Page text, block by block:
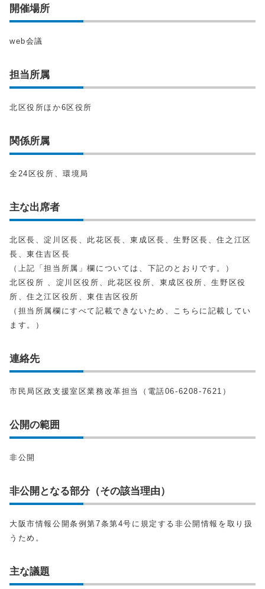
開催場所
web会議
担当所属
北区役所ほか6区役所
関係所属
全24区役所、環境局
主な出席者
北区長、淀川区長、此花区長、東成区長、生野区長、住之江区
長、東住吉区長
（上記「担当所属」欄については、下記のとおりです。）
北区役所 、淀川区役所、此花区役所、東成区役所、生野区役
所、住之江区役所、東住吉区役所
（担当所属欄にすべて記載できないため、こちらに記載してい
ます。）
連絡先
市民局区政支援室区業務改革担当（電話06‐6208‐7621）
公開の範囲
非公開
非公開となる部分（その該当理由）
大阪市情報公開条例第7条第4号に規定する非公開情報を取り扱
うため。
主な議題